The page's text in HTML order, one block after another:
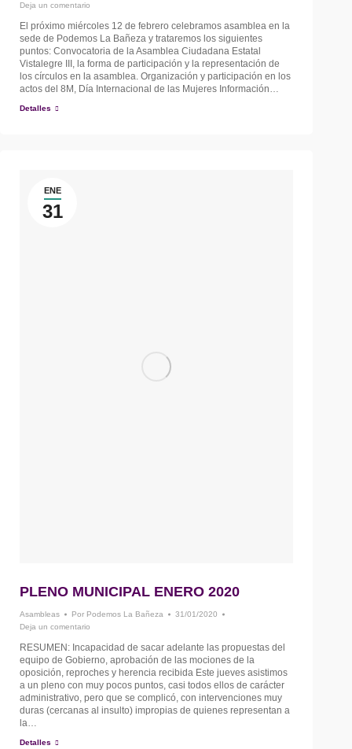
Deja un comentario
El próximo miércoles 12 de febrero celebramos asamblea en la
sede de Podemos La Bañeza y trataremos los siguientes
puntos: Convocatoria de la Asamblea Ciudadana Estatal
Vistalegre III, la forma de participación y la representación de
los círculos en la asamblea. Organización y participación en los
actos del 8M, Día Internacional de las Mujeres Información…
Detalles
ENE
31
PLENO MUNICIPAL ENERO 2020
Asambleas Por Podemos La Bañeza
31/01/2020
Deja un comentario
RESUMEN: Incapacidad de sacar adelante las propuestas del
equipo de Gobierno, aprobación de las mociones de la
oposición, reproches y herencia recibida Este jueves asistimos
a un pleno con muy pocos puntos, casi todos ellos de carácter
administrativo, pero que se complicó, con intervenciones muy
duras (cercanas al insulto) impropias de quienes representan a
la…
Detalles